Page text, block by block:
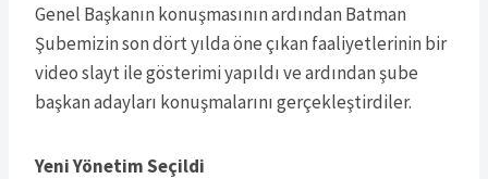
Genel Başkanın konuşmasının ardından Batman
Şubemizin son dört yılda öne çıkan faaliyetlerinin bir
video slayt ile gösterimi yapıldı ve ardından şube
başkan adayları konuşmalarını gerçekleştirdiler.
Yeni Yönetim Seçildi